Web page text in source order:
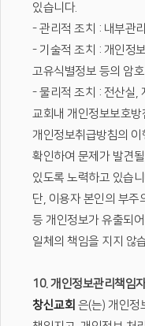
있습니다.
- 관리적 조치 : 내부관
- 기술적 조치 : 개인정
고유식별정보 등의 암
- 물리적 조치 : 전산실,
교회내 개인정보보호방
개인정보취급방침의
확인하여 문제가 발견
있도록 노력하고 있습니
단, 이용자 본인의 부주
등 개인정보가 유출되
일체의 책임을 지지 않
10. 개인정보관리책임
창신교회 은(는) 개인정